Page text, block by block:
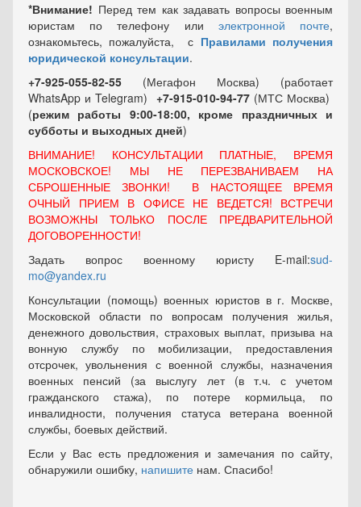
*Внимание! Перед тем как задавать вопросы военным
юристам по телефону или электронной почте,
ознакомьтесь, пожалуйста, с Правилами получения
юридической консультации.
+7-925-055-82-55 (Мегафон Москва) (работает
WhatsApp и Telegram) +7-915-010-94-77 (МТС Москва)
(режим работы 9:00-18:00, кроме праздничных и
субботы и выходных дней)
ВНИМАНИЕ! КОНСУЛЬТАЦИИ ПЛАТНЫЕ, ВРЕМЯ
МОСКОВСКОЕ! МЫ НЕ ПЕРЕЗВАНИВАЕМ НА
СБРОШЕННЫЕ ЗВОНКИ! В НАСТОЯЩЕЕ ВРЕМЯ
ОЧНЫЙ ПРИЕМ В ОФИСЕ НЕ ВЕДЕТСЯ! ВСТРЕЧИ
ВОЗМОЖНЫ ТОЛЬКО ПОСЛЕ ПРЕДВАРИТЕЛЬНОЙ
ДОГОВОРЕННОСТИ!
Задать вопрос военному юристу E-mail:sud-
mo@yandex.ru
Консультации (помощь) военных юристов в г. Москве,
Московской области по вопросам получения жилья,
денежного довольствия, страховых выплат, призыва на
вонную службу по мобилизации, предоставления
отсрочек, увольнения с военной службы, назначения
военных пенсий (за выслугу лет (в т.ч. с учетом
гражданского стажа), по потере кормильца, по
инвалидности, получения статуса ветерана военной
службы, боевых действий.
Если у Вас есть предложения и замечания по сайту,
обнаружили ошибку, напишите нам. Спасибо!